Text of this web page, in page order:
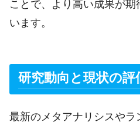
ことで、より高い成果が
います。
研究動向と現状の評
最新のメタアナリシスやラ